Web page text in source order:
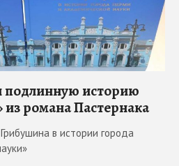
историю
романа Пастернака
в истории города